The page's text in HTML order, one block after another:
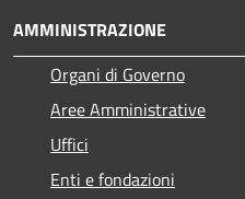
AMMINISTRAZIONE
Organi di Governo
Aree Amministrative
Uffici
Enti e fondazioni